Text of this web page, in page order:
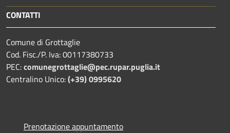
CONTATTI
Comune di Grottaglie
Cod. Fisc./P. Iva: 00117380733
PEC:comunegrottaglie@pec.rupar.puglia.it
Centralino Unico:(+39) 0995620
Prenotazione appuntamento